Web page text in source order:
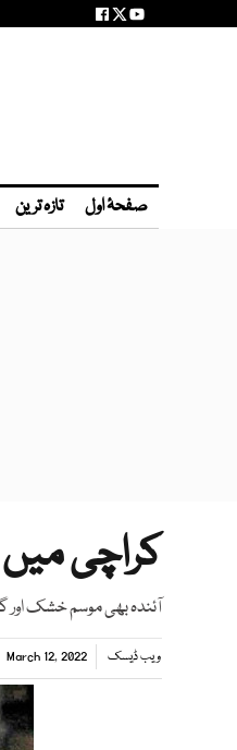
صفحۂ اول تازہ ترین
کراچی میں درجہ
آئندہ بھی موسم خشک اور
ویب ڈیسک March 12, 2022